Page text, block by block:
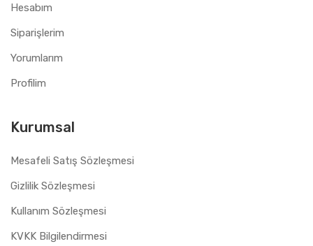
Hesabım
Siparişlerim
Yorumlarım
Profilim
Kurumsal
Mesafeli Satış Sözleşmesi
Gizlilik Sözleşmesi
Kullanım Sözleşmesi
KVKK Bilgilendirmesi